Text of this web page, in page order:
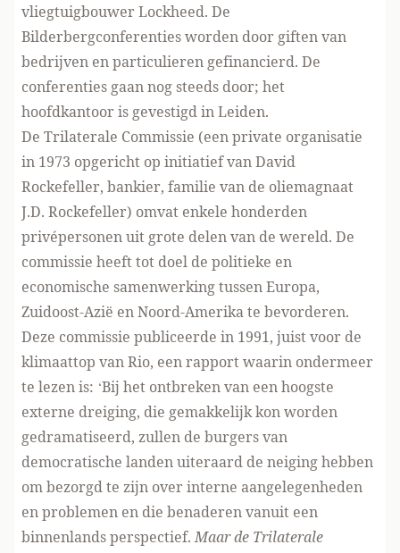
vliegtuigbouwer Lockheed. De
Bilderbergconferenties worden door giften van
bedrijven en particulieren gefinancierd. De
conferenties gaan nog steeds door; het
hoofdkantoor is gevestigd in Leiden.
De Trilaterale Commissie (een private organisatie
in 1973 opgericht op initiatief van David
Rockefeller, bankier, familie van de oliemagnaat
J.D. Rockefeller) omvat enkele honderden
privépersonen uit grote delen van de wereld. De
commissie heeft tot doel de politieke en
economische samenwerking tussen Europa,
Zuidoost-Azië en Noord-Amerika te bevorderen.
Deze commissie publiceerde in 1991, juist voor de
klimaattop van Rio, een rapport waarin ondermeer
te lezen is: ‘Bij het ontbreken van een hoogste
externe dreiging, die gemakkelijk kon worden
gedramatiseerd, zullen de burgers van
democratische landen uiteraard de neiging hebben
om bezorgd te zijn over interne aangelegenheden
en problemen en die benaderen vanuit een
binnenlands perspectief.Maar de Trilaterale